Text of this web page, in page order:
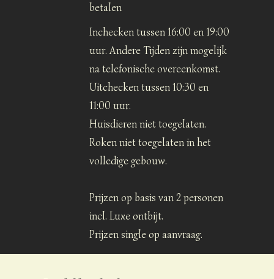
betalen
Inchecken tussen 16:00 en 19:00
uur. Andere Tijden zijn mogelijk
na telefonische overeenkomst.
Uitchecken tussen 10:30 en
11:00 uur.
Huisdieren niet toegelaten.
Roken niet toegelaten in het
volledige gebouw.
Prijzen op basis van 2 personen
incl. Luxe ontbijt.
Prijzen single op aanvraag.